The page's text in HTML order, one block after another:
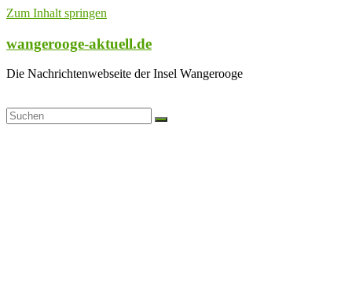
Zum Inhalt springen
wangerooge-aktuell.de
Die Nachrichtenwebseite der Insel Wangerooge